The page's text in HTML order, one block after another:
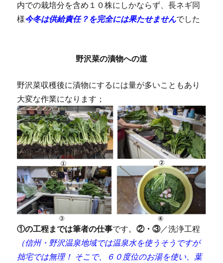
内での栽培分を含め１０株にしかならず、長ネギ同
様今冬は供給責任？を完全には果たせませんでした
野沢菜の漬物への道
野沢菜収穫後に漬物にするには量が多いこともあり
大変な作業になります；
①の工程までは筆者の仕事です。②・③／洗浄工程
（信州・野沢温泉地域では温泉水を使うそうですが
拙宅では無理！ そこで、６０度位のお湯を使い、葉